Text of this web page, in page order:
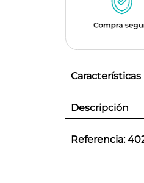
Características
Descripción
Referencia: